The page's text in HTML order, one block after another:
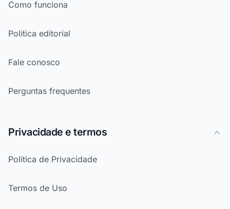
Como funciona
Política editorial
Fale conosco
Perguntas frequentes
Privacidade e termos
Política de Privacidade
Termos de Uso